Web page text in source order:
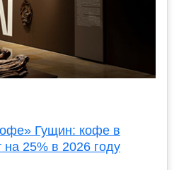
Гущин: кофе в
25% в 2026 году